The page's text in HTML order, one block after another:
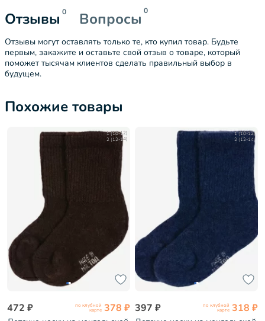
Отзывы 0 Вопросы 0
Отзывы могут оставлять только те, кто купил товар. Будьте
первым, закажите и оставьте свой отзыв о товаре, который
поможет тысячам клиентов сделать правильный выбор в
будущем.
Похожие товары
1 (10-12)
2 (12-14)
472 ₽ по клубной
карте 378 ₽
1 (10-12)
2 (12-14)
397 ₽ по клубной
карте 318 ₽